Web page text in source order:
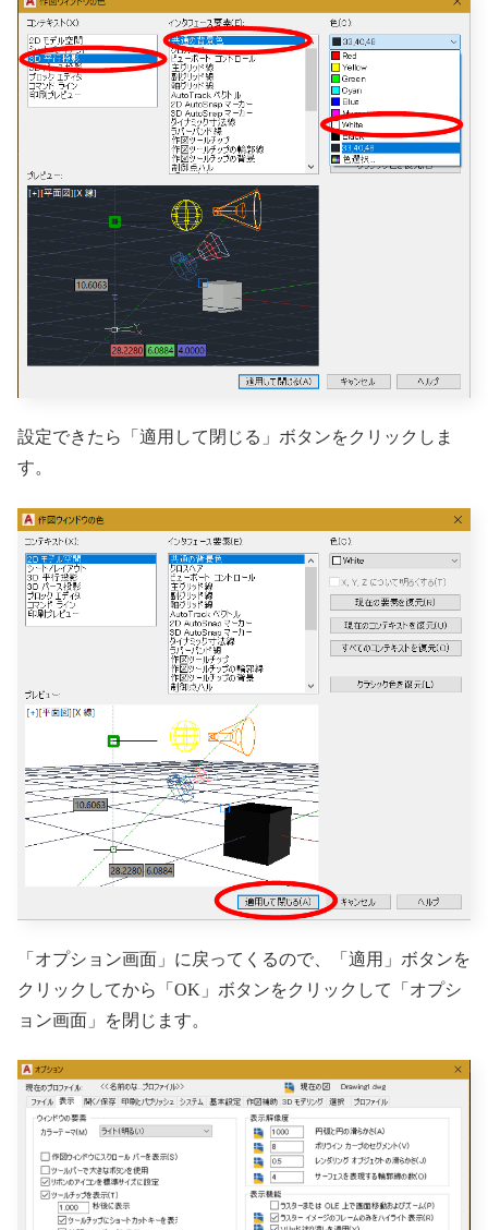
設定できたら「適用して閉じる」ボタンをクリックしま
す。
「オプション画面」に戻ってくるので、「適用」ボタンを
クリックしてから「OK」ボタンをクリックして「オプシ
ョン画面」を閉じます。